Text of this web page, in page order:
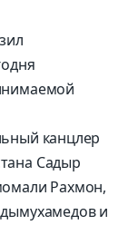
канцлер
Садыр
Рахмон,
и